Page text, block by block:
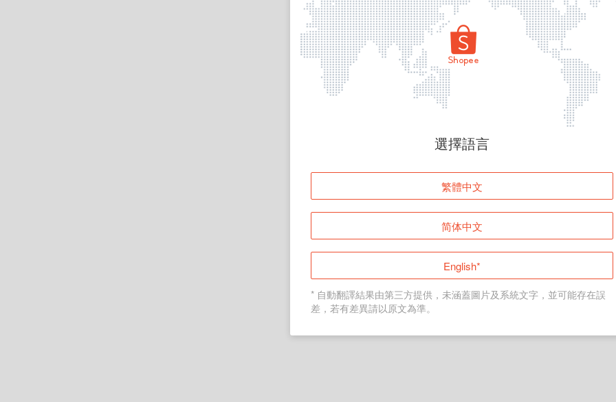
頁面無法顯示
登入
返回首頁
選擇語言
繁體中文
简体中文
English*
* 自動翻譯結果由第三方提供，未涵蓋圖片及系統文字，並可能存在誤
差，若有差異請以原文為準。